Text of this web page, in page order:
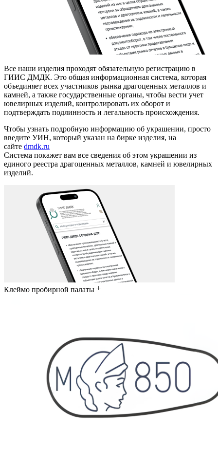
Все наши изделия проходят обязательную регистрацию в
ГИИС ДМДК. Это общая информационная система, которая
объединяет всех участников рынка драгоценных металлов и
камней, а также государственные органы, чтобы вести учет
ювелирных изделий, контролировать их оборот и
подтверждать подлинность и легальность происхождения.
Чтобы узнать подробную информацию об украшении, просто
введите УИН, который указан на бирке изделия, на
сайте dmdk.ru
Система покажет вам все сведения об этом украшении из
единого реестра драгоценных металлов, камней и ювелирных
изделий.
Клеймо пробирной палаты